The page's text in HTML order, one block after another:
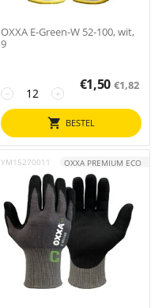
OXXA E-Green-W 52-100, wit,
9
+
−
€1,50 €1,82
BESTEL
YM15270011 OXXA PREMIUM ECO